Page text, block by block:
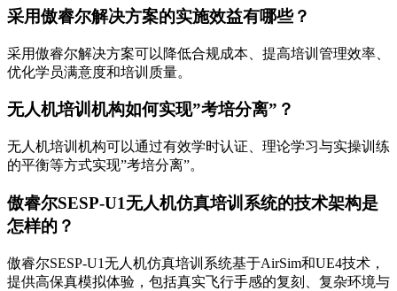
采用傲睿尔解决方案的实施效益有哪些？
采用傲睿尔解决方案可以降低合规成本、提高培训管理效率、
优化学员满意度和培训质量。
无人机培训机构如何实现”考培分离”？
无人机培训机构可以通过有效学时认证、理论学习与实操训练
的平衡等方式实现”考培分离”。
傲睿尔SESP-U1无人机仿真培训系统的技术架构是
怎样的？
傲睿尔SESP-U1无人机仿真培训系统基于AirSim和UE4技术，
提供高保真模拟体验，包括真实飞行手感的复刻、复杂环境与